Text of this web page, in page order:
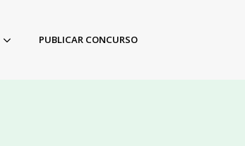
PUBLICAR CONCURSO